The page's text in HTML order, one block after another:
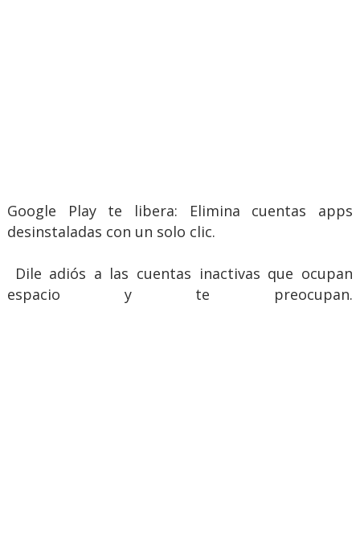
Google Play te libera: Elimina cuentas apps
desinstaladas con un solo clic.
Dile adiós a las cuentas inactivas que ocupan
espacio y te preocupan.